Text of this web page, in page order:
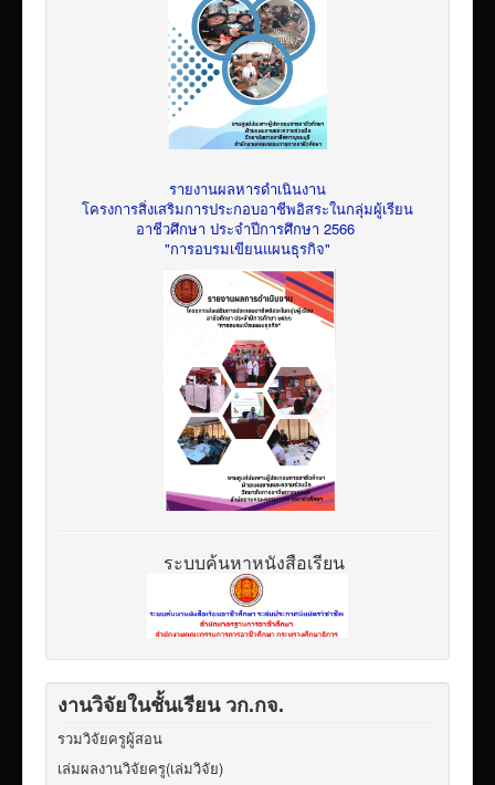
รายงานผลหารดำเนินงาน
โครงการสิ่งเสริมการประกอบอาชีพอิสระในกลุ่มผู้เรียน
อาชีวศึกษา ประจำปีการศึกษา 2566
"การอบรมเขียนแผนธุรกิจ"
ระบบค้นหาหนังสือเรียน
งานวิจัยในชั้นเรียน วก.กจ.
รวมวิจัยครูผู้สอน
เล่มผลงานวิจัยครู(เล่มวิจัย)